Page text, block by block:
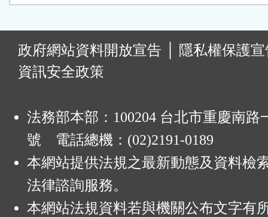
政府網站資料開放宣告
隱私權保護
資訊安全政策
法務部本部：100204 台北市重慶南路
號 電話總機：(02)2191-0189
本網站提供法規之最新動態及資料檢
法律諮詢服務。
本網站法規資料若與機關公布文字有